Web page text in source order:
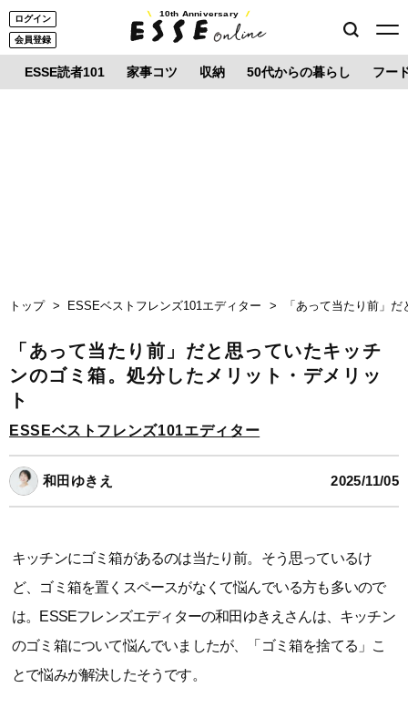
ログイン
会員登録
10th Anniversary
ESSE読者101 家事コツ 収納 50代からの暮らし フー
トップ ESSEベストフレンズ101エディター 「あって当たり前」
「あって当たり前」だと思っていたキッチ
ンのゴミ箱。処分したメリット・デメリッ
ト
ESSEベストフレンズ101エディター
和田ゆきえ 2025/11/05
キッチンにゴミ箱があるのは当たり前。そう思っているけ
ど、ゴミ箱を置くスペースがなくて悩んでいる方も多いので
は。ESSEフレンズエディターの和田ゆきえさんは、キッチン
のゴミ箱について悩んでいましたが、「ゴミ箱を捨てる」こ
とで悩みが解決したそうです。